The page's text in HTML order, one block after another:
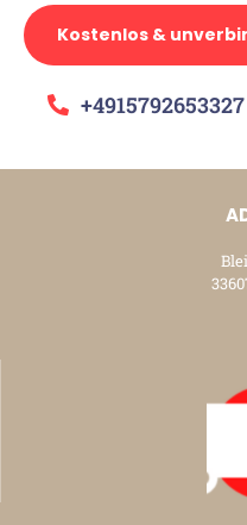
Kostenlos &
+4915792653327